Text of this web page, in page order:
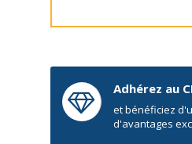
Adhérez au
et bénéficiez
d'avantages